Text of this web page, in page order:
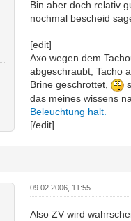
Bin aber doch relativ
nochmal bescheid
[edit]
Axo wegen dem
abgeschraubt, Tacho
Brine geschrottet,
das meines wissens
Beleuchtung halt.
[/edit]
09.02.2006, 11:55
Also ZV wird